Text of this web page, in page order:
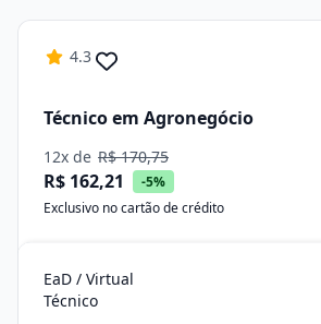
4.3
Técnico em Agronegócio
12x de R$ 170,75
R$ 162,21
-5%
Exclusivo no cartão de crédito
EaD / Virtual
Técnico